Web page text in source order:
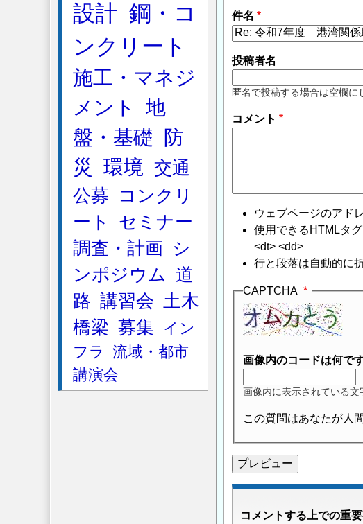
件名
投稿者名
匿名で投稿する場合は空欄に
コメント
ウェブページのアド
使用できるHTMLタ
<dt> <dd>
行と段落は自動的に
CAPTCHA
画像内のコードは何で
画像内に表示されている文
この質問はあなたが人
コメントする上での重
設計 鋼・コ
ンクリート
施工・マネジ
メント
地
盤・基礎
防
災
環境 交通
公募
コンクリ
ート
セミナー
調査・計画
シ
ンポジウム 道
路 講習会 土木
橋梁 募集
イン
フラ
流域・都市
講演会